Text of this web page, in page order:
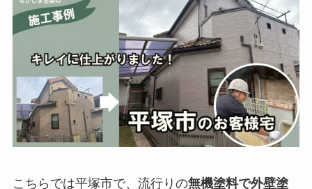
こちらでは平塚市で、流行りの無機塗料で外壁塗